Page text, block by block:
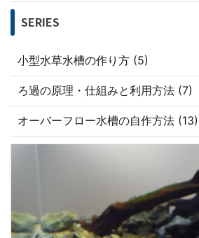
SERIES
小型水草水槽の作り方 (5)
ろ過の原理・仕組みと利用方法 (7)
オーバーフロー水槽の自作方法 (13)